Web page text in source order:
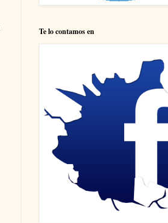
Te lo contamos en